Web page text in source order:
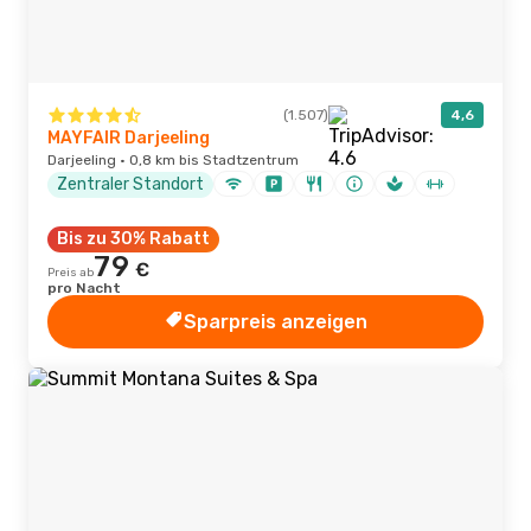
(1.507) 4,6
MAYFAIR Darjeeling
Darjeeling · 0,8 km bis Stadtzentrum
Zentraler Standort
Bis zu 30% Rabatt
Preis ab79 €
pro Nacht
Sparpreis anzeigen